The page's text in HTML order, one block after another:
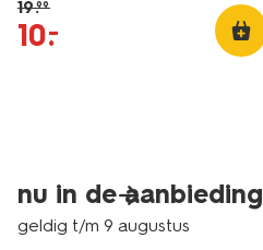
19.99
10.
–
nu in de aanbieding
geldig t/m 9 augustus